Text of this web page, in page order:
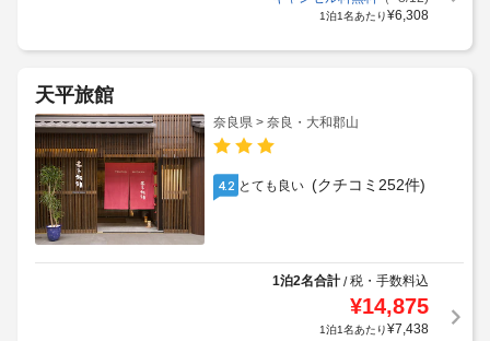
1泊1名あたり¥6,308
天平旅館
奈良県 > 奈良・大和郡山
4.2 とても良い (クチコミ252件)
1泊2名合計/税・手数料込
¥14,875
1泊1名あたり¥7,438